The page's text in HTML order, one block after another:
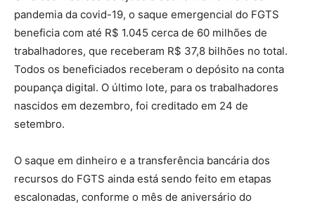
pandemia da covid-19, o saque emergencial do FGTS
beneficia com até R$ 1.045 cerca de 60 milhões de
trabalhadores, que receberam R$ 37,8 bilhões no total.
Todos os beneficiados receberam o depósito na conta
poupança digital. O último lote, para os trabalhadores
nascidos em dezembro, foi creditado em 24 de
setembro.
O saque em dinheiro e a transferência bancária dos
recursos do FGTS ainda está sendo feito em etapas
escalonadas, conforme o mês de aniversário do